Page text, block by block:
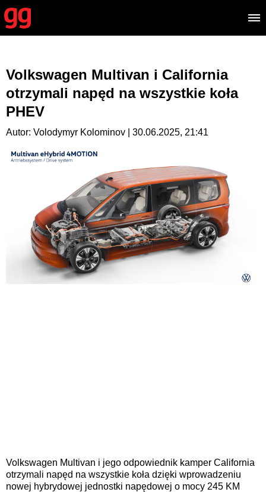
Volkswagen Multivan i California
otrzymali napęd na wszystkie koła
PHEV
Autor: Volodymyr Kolominov | 30.06.2025, 21:41
Volkswagen Multivan i jego odpowiednik kamper California
otrzymali napęd na wszystkie koła dzięki wprowadzeniu
nowej hybrydowej jednostki napędowej o mocy 245 KM